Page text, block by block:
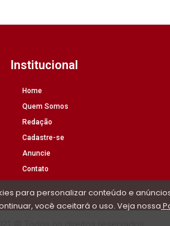
Institucional
Home
Quem Somos
Redação
Cadastre-se
Anuncie
Contato
para personalizar conteúdo e
você aceitará o uso. Veja nossa